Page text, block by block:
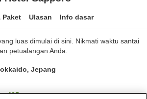
Paket Ulasan Info dasar
luas dimulai di sini. Nikmati waktu santai
petualangan Anda.
Jepang
435